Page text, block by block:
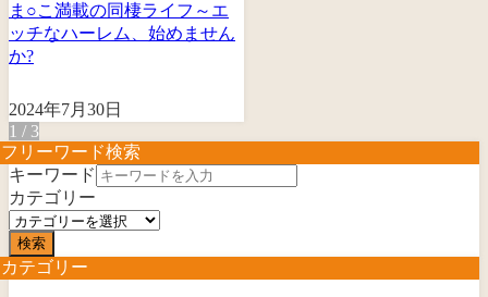
ま○こ満載の同棲ライフ～エ
ッチなハーレム、始めません
か?
2024年7月30日
1 / 3
フリーワード検索
キーワード
カテゴリー
検索
カテゴリー